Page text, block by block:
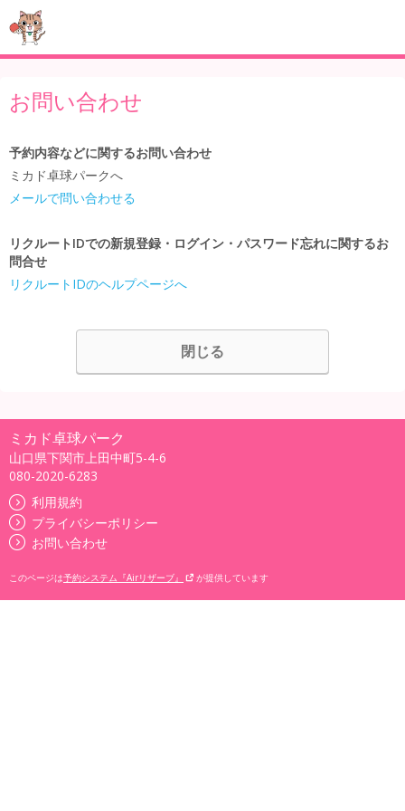
お問い合わせ
予約内容などに関するお問い合わせ
ミカド卓球パークへ
メールで問い合わせる
リクルートIDでの新規登録・ログイン・パスワード忘れに関するお
問合せ
リクルートIDのヘルプページへ
閉じる
ミカド卓球パーク
山口県下関市上田中町5-4-6
080-2020-6283
利用規約
プライバシーポリシー
お問い合わせ
このページは予約システム『Airリザーブ』 が提供しています